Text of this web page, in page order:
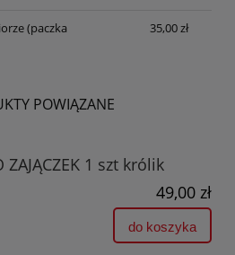
(paczka
35,00 zł
POWIĄZANE
ZAJĄCZEK 1 szt królik
49,00 zł
do koszyka